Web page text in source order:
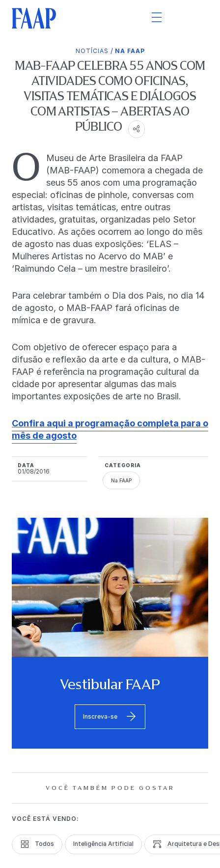
NOTÍCIAS / NA FAAP
MAB-FAAP CELEBRA 55 ANOS COM
ATIVIDADES COMO OFICINAS,
VISITAS TEMÁTICAS E DIÁLOGOS
COM ARTISTAS – ABERTAS AO
PÚBLICO
O
Museu de Arte Brasileira da FAAP
(MAB-FAAP) comemora a chegada de
seus 55 anos com uma programação
especial: oficinas de pinhole, conversas com
artistas, visitas temáticas, entre outras
atividades, gratuitas, organizadas pelo Setor
Educativo. As ações ocorrem ao longo do mês
de agosto nas duas exposições: ‘ELAS –
Mulheres Artistas no Acervo do MAB’ e
‘Raimundo Cela – um mestre brasileiro’.
Para celebrar também o Dia dos Pais, no dia 14
de agosto, o MAB-FAAP fará oficinas de
mímica e de gravura.
Com objetivo de oferecer espaço para a
difusão e reflexão da arte e da cultura, o MAB-
FAAP é referência na programação cultural da
cidade por apresentar algumas das mais
importantes exposições de arte no Brasil.
Confira aqui a programação completa para o
mês de agosto
DATA
01/08/2016
CATEGORIA
Na FAAP
Vestibular FAAP
Inscreva-se
VOCÊ TAMBÉM PODE GOSTAR
VOCÊ ESTÁ VENDO:
Todos Inteligência Artificial Arquitetura e